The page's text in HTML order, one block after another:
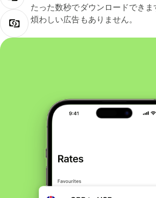
たった数秒でダウンロードできま
煩わしい広告もありません。